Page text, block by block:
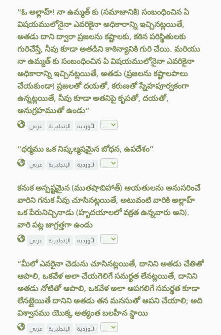
“ఓ అల్లాహ్! నా ఉమ్మత్ కు (సమాజానికి) సంబంధించిన ఏ
విషయములోనైనా ఎవరికైనా అధికారాన్ని ఇచ్చినట్లయితే,
అతడు దాని ద్వారా ప్రజలను కష్టాలకు, కఠిన పరిస్థితులకు
గురిచేస్తే, నీవు కూడా అతడిని కాఠిన్యానికి గురి చేయి. మరియు
నా ఉమ్మత్ కు సంబంధించిన ఏ విషయములోనైనా ఎవరికైనా
అధికారాన్ని ఇచ్చినట్లయితే, అతడు (ప్రజలను కష్టాలపాలు
చేయకుండా) ప్రజలతో దయతో, కరుణతో స్నేహపూర్వకంగా
ఉన్నట్లయితే, నీవు కూడా అతనిపై కృపతో, దయతో,
అనుగ్రహముతో ఉండు”
عربي الإنجليزية الأوردية
“ధర్మము ఒక నిష్కల్మషమైన బోధన, ఉపదేశం”
عربي الإنجليزية الأوردية
కనుక అస్పష్టమైన (ముతషాబిహాత్‌) ఆయతులను అనుసరించే
వారిని గనుక నీవు చూసినట్లయితే, అటువంటి వారికి అల్లాహ్
ఒక పేరునిచ్చినాడు (హృదయాలలో వక్రత ఉన్నవారు అని).
వారి పట్ల జాగ్రత్తగా ఉండు
عربي الإنجليزية الأوردية
“మీలో ఎవరైనా చెడును చూసినట్లయితే, దానిని అతడు చేతితో
ఆపాలి, ఒకవేళ అలా చేయగెలిగే సమర్థత లేనట్లయితే, దానిని
అతడు నోటితో ఆపాలి, ఒకవేళ అలా ఆపగలిగే సమర్థత కూడా
లేనట్లైయితే దానిని అతడు తన మనసుతో ఆపని చేయాలి; అది
విశ్వాసము యొక్క అత్యంత బలహీన స్థాయి
عربي الإنجليزية الأوردية